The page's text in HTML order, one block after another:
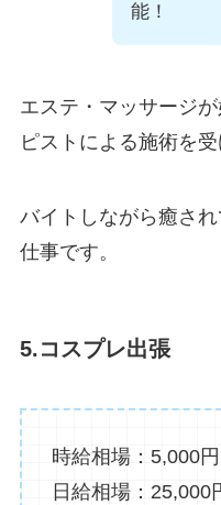
能！
エステ・マッサージ
ピストによる施術を受
バイトしながら癒さ
仕事です。
5.コスプレ出張
時給相場：5,000
日給相場：25,000